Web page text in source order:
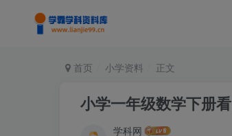
首页 小学资料 正文
小学一年级数学下册
学科网